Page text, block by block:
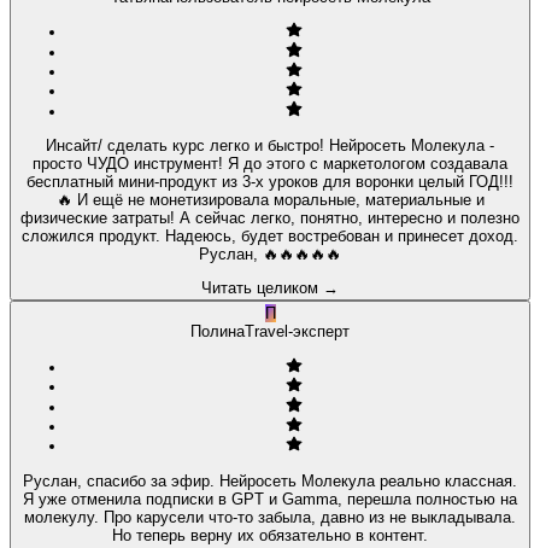
Инсайт/ сделать курс легко и быстро! Нейросеть Молекула -
просто ЧУДО инструмент! Я до этого с маркетологом создавала
бесплатный мини-продукт из 3-х уроков для воронки целый ГОД!!!
🔥 И ещё не монетизировала моральные, материальные и
физические затраты! А сейчас легко, понятно, интересно и полезно
сложился продукт. Надеюсь, будет востребован и принесет доход.
Руслан, 🔥🔥🔥🔥🔥
Читать целиком →
П
ПолинаTravel-эксперт
Руслан, спасибо за эфир. Нейросеть Молекула реально классная.
Я уже отменила подписки в GPT и Gamma, перешла полностью на
молекулу. Про карусели что-то забыла, давно из не выкладывала.
Но теперь верну их обязательно в контент.